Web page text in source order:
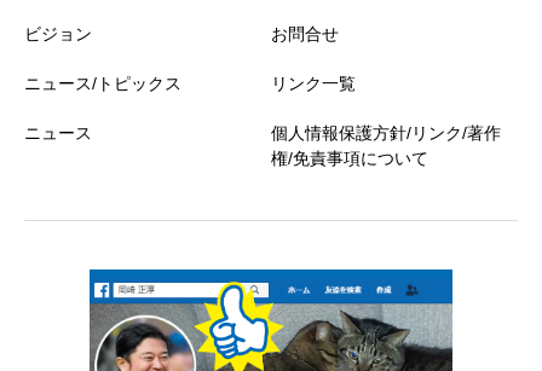
ビジョン
ニュース/トピックス
ニュース
お問合せ
リンク一覧
個人情報保護方針/リンク/著作
権/免責事項について